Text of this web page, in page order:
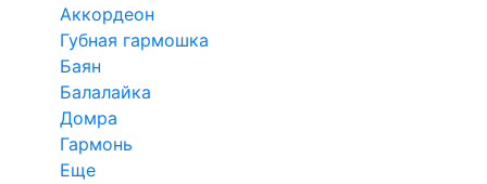
Аккордеон
Губная гармошка
Баян
Балалайка
Домра
Гармонь
Еще